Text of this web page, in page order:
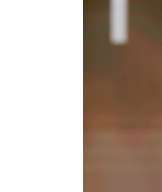
УКРАЇНСЬКА ПРОБЛЕМА КРИМУ